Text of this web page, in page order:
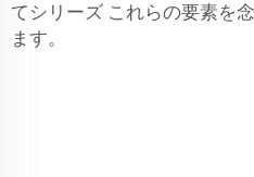
てシリーズ これらの要素を
ます。